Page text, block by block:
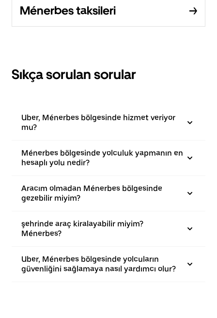
Ménerbes taksileri
Sıkça sorulan sorular
Uber, Ménerbes bölgesinde hizmet veriyor
mu?
Ménerbes bölgesinde yolculuk yapmanın en
hesaplı yolu nedir?
Aracım olmadan Ménerbes bölgesinde
gezebilir miyim?
şehrinde araç kiralayabilir miyim?
Ménerbes?
Uber, Ménerbes bölgesinde yolcuların
güvenliğini sağlamaya nasıl yardımcı olur?